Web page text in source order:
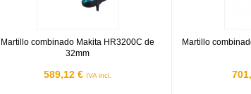
Martillo combinado Makita HR3200C de
32mm
589,12 € IVA incl.
Martillo